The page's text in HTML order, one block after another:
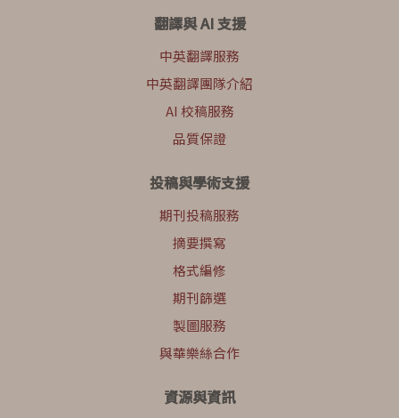
翻譯與 AI 支援
中英翻譯服務
中英翻譯團隊介紹
AI 校稿服務
品質保證
投稿與學術支援
期刊投稿服務
摘要撰寫
格式編修
期刊篩選
製圖服務
與華樂絲合作
資源與資訊